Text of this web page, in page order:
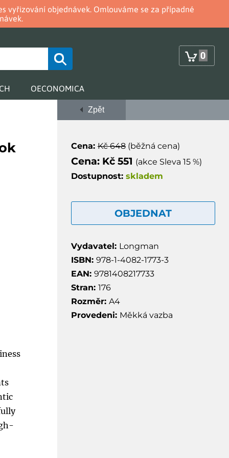
vyřizování objednávek. Omlouváme se za případné
0
OECONOMICA
Zpět
Cena:Kč 648(běžná cena)
Cena: Kč 551 (akce Sleva 15 %)
Dostupnost: skladem
OBJEDNAT
Vydavatel: Longman
ISBN: 978-1-4082-1773-3
EAN: 9781408217733
Stran: 176
Rozměr: A4
Provedeni: Měkká vazba